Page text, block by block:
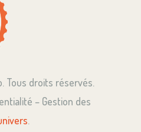
Tous droits réservés.
– Gestion des
.